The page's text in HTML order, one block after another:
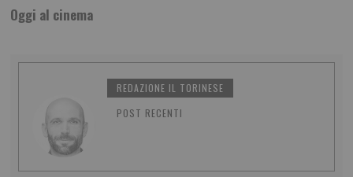
Oggi al cinema
REDAZIONE IL TORINESE
POST RECENTI